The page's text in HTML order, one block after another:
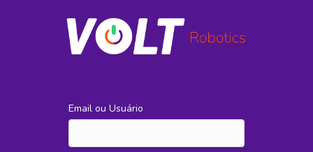
Email ou Usuário